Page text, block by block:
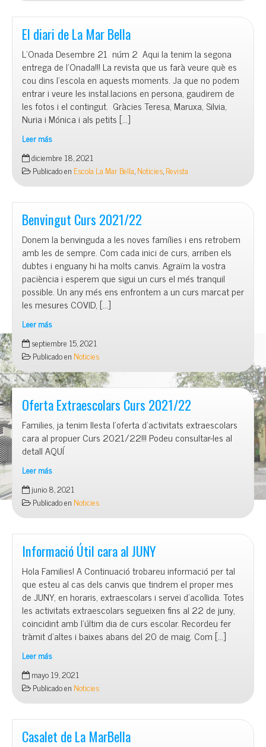
El diari de La Mar Bella
L’Onada Desembre 21 núm 2 Aqui la tenim la segona
entrega de l’Onada!!! La revista que us farà veure què es
cou dins l’escola en aquests moments. Ja que no podem
entrar i veure les instal.lacions en persona, gaudirem de
les fotos i el contingut. Gràcies Teresa, Maruxa, Silvia,
Nuria i Mónica i als petits […]
Leer más
El
diari
de
La
Mar
Bella
diciembre 18, 2021
Publicado en Escola La Mar Bella,Noticies,Revista
Benvingut Curs 2021/22
Donem la benvinguda a les noves famílies i ens retrobem
amb les de sempre. Com cada inici de curs, arriben els
dubtes i enguany hi ha molts canvis. Agraïm la vostra
paciència i esperem que sigui un curs el més tranquil
possible. Un any més ens enfrontem a un curs marcat per
les mesures COVID, […]
Leer más
Benvingut
Curs
2021/22
septiembre 15, 2021
Publicado en Noticies
Oferta Extraescolars Curs 2021/22
Families, ja tenim llesta l’oferta d’activitats extraescolars
cara al propuer Curs 2021/22!!! Podeu consultar-les al
detall AQUÍ
Leer más
Oferta
Extraescolars
Curs
2021/22
junio 8, 2021
Publicado en Noticies
Informació Útil cara al JUNY
Hola Families! A Continuació trobareu informació per tal
que esteu al cas dels canvis que tindrem el proper mes
de JUNY, en horaris, extraescolars i servei d’acollida. Totes
les activitats extraescolars segueixen fins al 22 de juny,
coincidint amb l’últim dia de curs escolar. Recordeu fer
tràmit d’altes i baixes abans del 20 de maig. Com […]
Leer más
Informació
Útil
cara
al
JUNY
mayo 19, 2021
Publicado en Noticies
Casalet de La MarBella